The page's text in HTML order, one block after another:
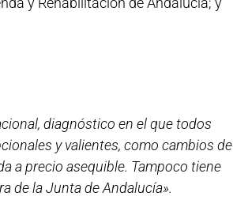
diagnóstico en el que todos
y valientes, como cambios de
a precio asequible. Tampoco tiene
de la Junta de Andalucía».